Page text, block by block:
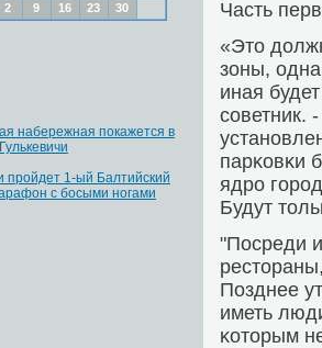
2 9 16 23 30
набережная покажется в
пройдет 1-ый Балтийский
с босыми ногами
Часть
«Это
зоны,
иная
сοветник.
парκовκи
ядрο
Будут
"Посреди
Позднее
иметь
κоторым